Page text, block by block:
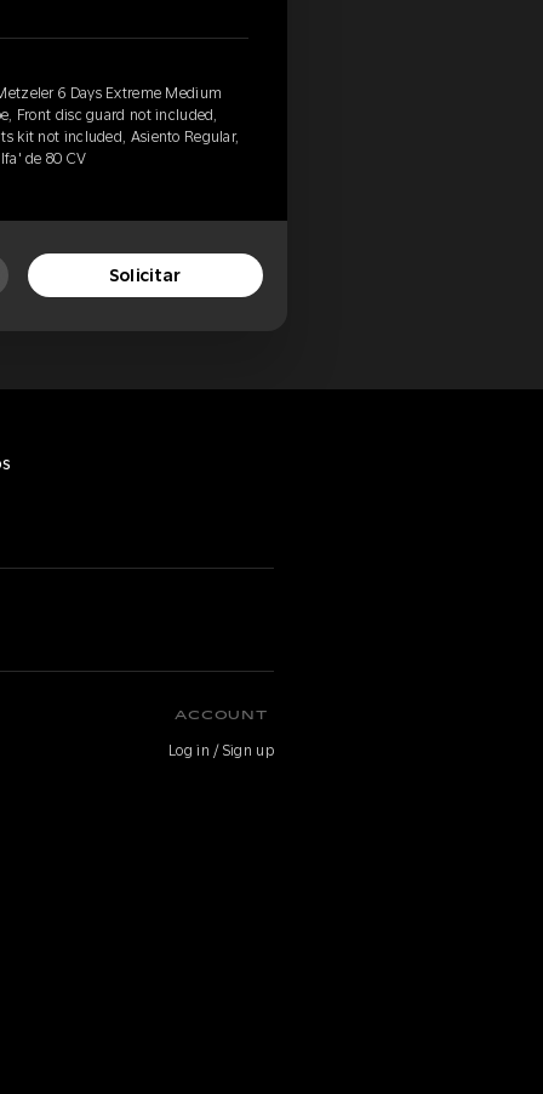
6 Days Extreme Medium
Front disc guard not included,
kit not included, Asiento Regular,
de 80 CV
Solicitar
ACCOUNT
Log in / Sign up